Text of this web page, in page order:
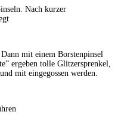
Nach kurzer
mit einem Borstenpinsel
ergeben tolle Glitzersprenkel,
mit eingegossen werden.